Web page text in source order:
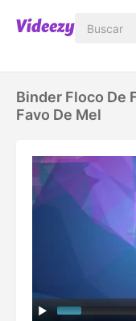
Binder Floco De
Favo De Mel